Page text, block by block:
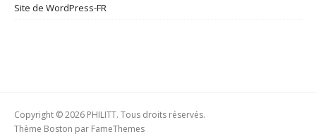
Site de WordPress-FR
Copyright © 2026 PHILITT. Tous droits réservés.
Thème Boston par FameThemes